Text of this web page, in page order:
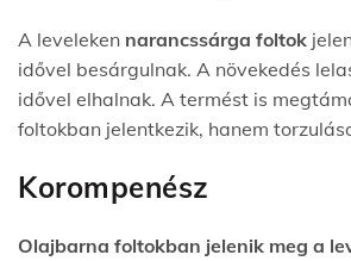
A leveleken narancssárga foltok
idővel besárgulnak. A növekedés
idővel elhalnak. A termést is
foltokban jelentkezik, hanem
Korompenész
Olajbarna foltokban jelenik meg a